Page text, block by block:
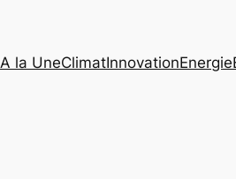
A la UneClimatInnovationEnergie